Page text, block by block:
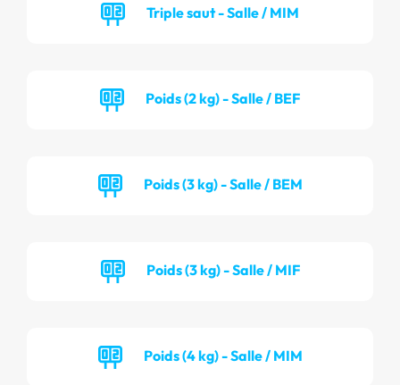
Triple saut - Salle / MIM
Poids (2 kg) - Salle / BEF
Poids (3 kg) - Salle / BEM
Poids (3 kg) - Salle / MIF
Poids (4 kg) - Salle / MIM